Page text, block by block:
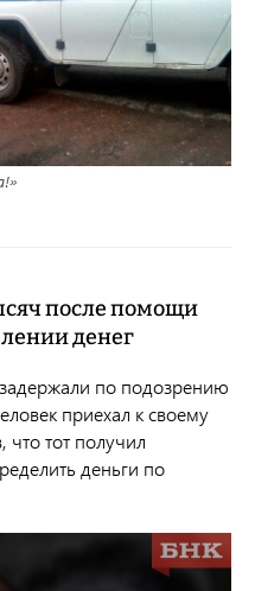
после помощи
денег
по подозрению
приехал к своему
что тот получил
деньги по